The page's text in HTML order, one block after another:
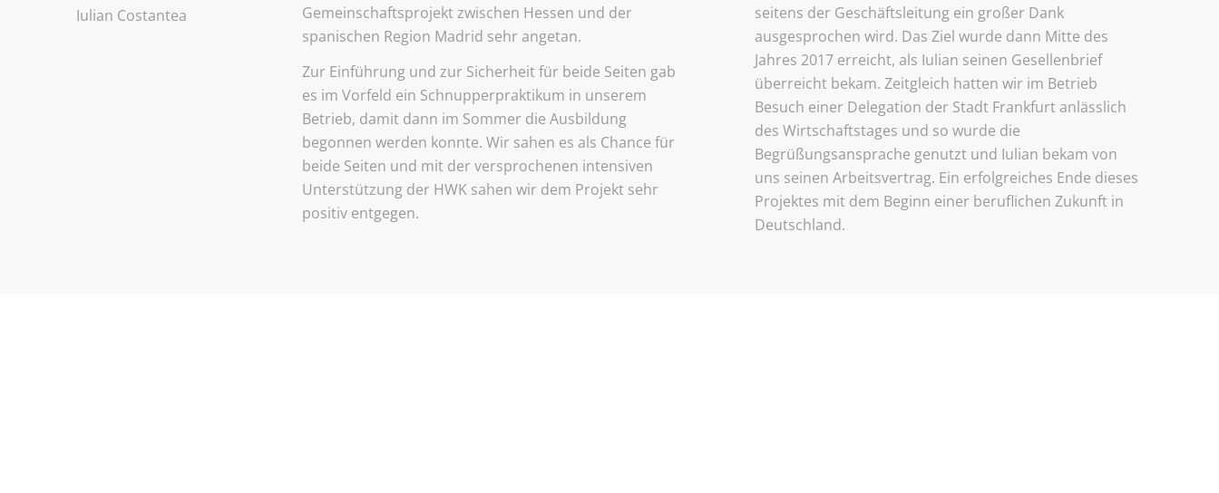
Iulian Costantea
Gemeinschaftsprojekt zwischen Hessen und der
spanischen Region Madrid sehr angetan.
Zur Einführung und zur Sicherheit für beide Seiten gab
es im Vorfeld ein Schnupperpraktikum in unserem
Betrieb, damit dann im Sommer die Ausbildung
begonnen werden konnte. Wir sahen es als Chance für
beide Seiten und mit der versprochenen intensiven
Unterstützung der HWK sahen wir dem Projekt sehr
positiv entgegen.
seitens der Geschäftsleitung ein großer Dank
ausgesprochen wird. Das Ziel wurde dann Mitte des
Jahres 2017 erreicht, als Iulian seinen Gesellenbrief
überreicht bekam. Zeitgleich hatten wir im Betrieb
Besuch einer Delegation der Stadt Frankfurt anlässlich
des Wirtschaftstages und so wurde die
Begrüßungsansprache genutzt und Iulian bekam von
uns seinen Arbeitsvertrag. Ein erfolgreiches Ende dieses
Projektes mit dem Beginn einer beruflichen Zukunft in
Deutschland.